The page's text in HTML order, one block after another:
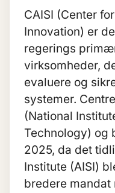
CAISI (Center
Innovation) er
regerings
virksomheder,
evaluere og
systemer.
(National
Technology) og
2025, da det
Institute (AISI)
bredere mandat